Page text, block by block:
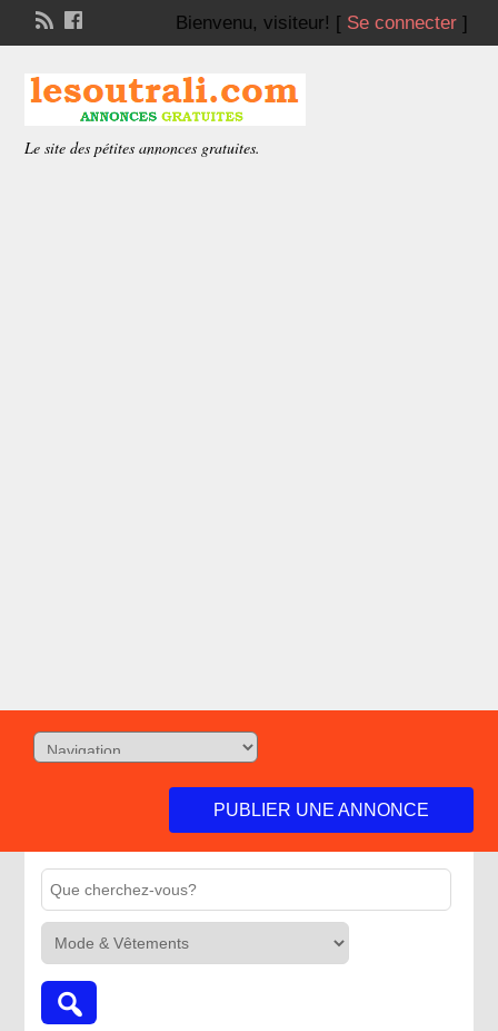
Bienvenu, visiteur! [ Se connecter]
Le site des pétites annonces gratuites.
PUBLIER UNE ANNONCE